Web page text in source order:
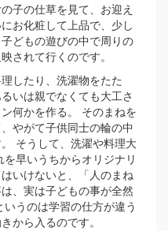
子の仕草を見て、お迎え
お化粧して上品で、少し
どもの遊びの中で周りの
されて行くのです。
したり、洗濯物をたた
いは親でなくても大工さ
何かを作る。 そのまねを
やがて子供同士の輪の中
そうして、洗濯や料理大
早いうちからオリジナリ
いけないと、「人のまね
、実は子どもの事が全然
うのは学習の仕方が違う
から入るのです。